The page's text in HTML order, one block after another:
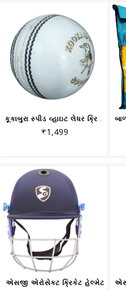
કૂકાબુરા સ્પીડ વ્હાઇટ લેધર ક્રિકેટ બોલ
₹1,499
એસજી એરોસેક્ટ ક્રિકેટ હેલ્મેટ